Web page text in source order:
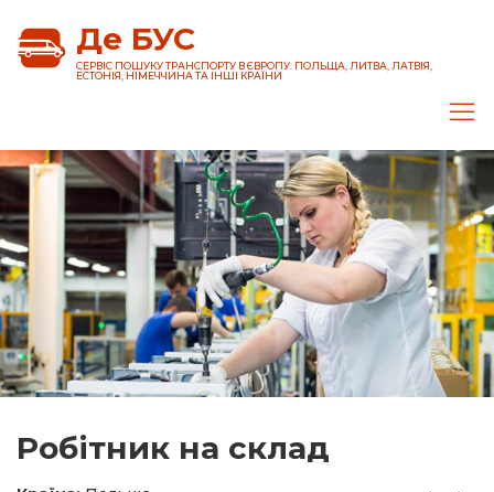
Де БУС
CЕРВІС ПОШУКУ ТРАНСПОРТУ В ЄВРОПУ: ПОЛЬЩА, ЛИТВА, ЛАТВІЯ,
ЕСТОНІЯ, НІМЕЧЧИНА ТА ІНШІ КРАЇНИ
Робітник на склад